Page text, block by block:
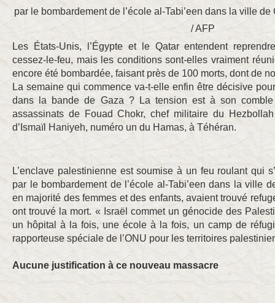
par le bombardement de l’école al-Tabi’een dans la ville
/ AFP
Les États-Unis, l’Égypte et le Qatar entendent
cessez-le-feu, mais les conditions sont-elles vraiment
encore été bombardée, faisant près de 100 morts, dont de
La semaine qui commence va-t-elle enfin être décisive
dans la bande de Gaza ? La tension est à son
assassinats de Fouad Chokr, chef militaire du
d’Ismaïl Haniyeh, numéro un du Hamas, à Téhéran.
L’enclave palestinienne est soumise à un feu roulant qui
par le bombardement de l’école al-Tabi’een dans la ville
en majorité des femmes et des enfants, avaient trouvé
ont trouvé la mort. « Israël commet un génocide des
un hôpital à la fois, une école à la fois, un camp de
rapporteuse spéciale de l’ONU pour les territoires
Aucune justification à ce nouveau massacre